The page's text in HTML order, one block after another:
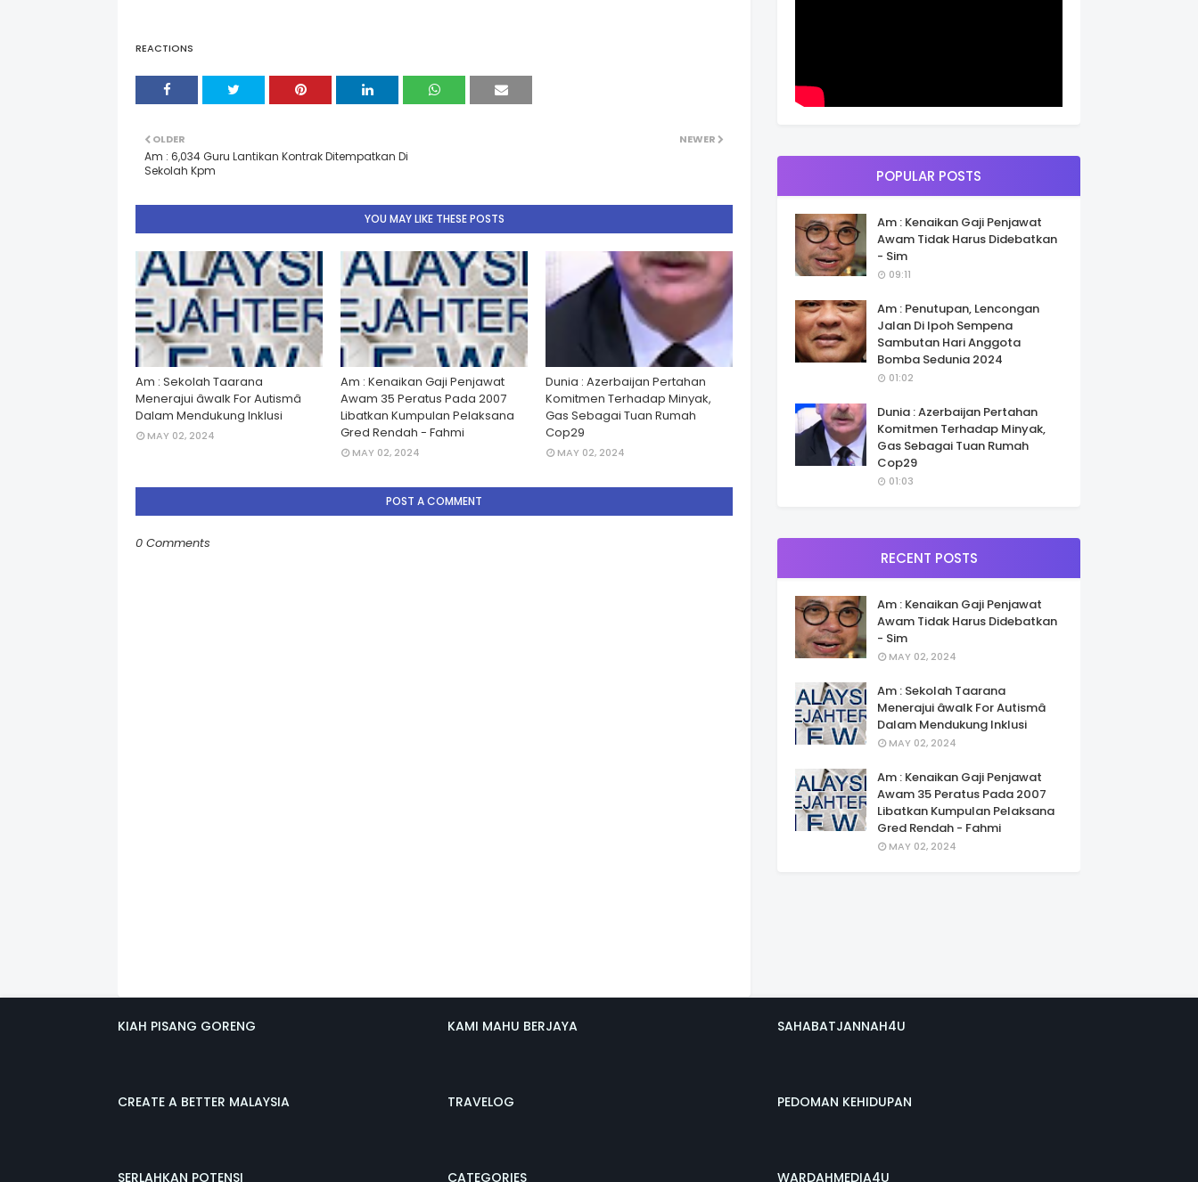
REACTIONS
NEWER
OLDER
Am : 6,034 Guru Lantikan Kontrak Ditempatkan Di
Sekolah Kpm
YOU MAY LIKE THESE POSTS
Am : Sekolah Taarana
Menerajui âwalk For Autismâ
Dalam Mendukung Inklusi
MAY 02, 2024
Am : Kenaikan Gaji Penjawat
Awam 35 Peratus Pada 2007
Libatkan Kumpulan Pelaksana
Gred Rendah - Fahmi
MAY 02, 2024
Dunia : Azerbaijan Pertahan
Komitmen Terhadap Minyak,
Gas Sebagai Tuan Rumah
Cop29
MAY 02, 2024
POST A COMMENT
0 Comments
POPULAR POSTS
Am : Kenaikan Gaji Penjawat
Awam Tidak Harus Didebatkan
- Sim
09:11
Am : Penutupan, Lencongan
Jalan Di Ipoh Sempena
Sambutan Hari Anggota
Bomba Sedunia 2024
01:02
Dunia : Azerbaijan Pertahan
Komitmen Terhadap Minyak,
Gas Sebagai Tuan Rumah
Cop29
01:03
RECENT POSTS
Am : Kenaikan Gaji Penjawat
Awam Tidak Harus Didebatkan
- Sim
MAY 02, 2024
Am : Sekolah Taarana
Menerajui âwalk For Autismâ
Dalam Mendukung Inklusi
MAY 02, 2024
Am : Kenaikan Gaji Penjawat
Awam 35 Peratus Pada 2007
Libatkan Kumpulan Pelaksana
Gred Rendah - Fahmi
MAY 02, 2024
KIAH PISANG GORENG
CREATE A BETTER MALAYSIA
SERLAHKAN POTENSI
KAMI MAHU BERJAYA
TRAVELOG
CATEGORIES
SAHABATJANNAH4U
PEDOMAN KEHIDUPAN
WARDAHMEDIA4U